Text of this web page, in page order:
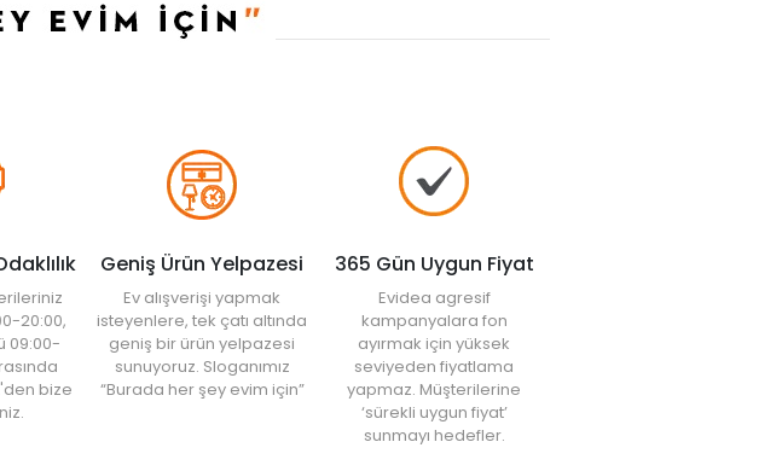
20:00,
09:00-
bize
Geniş Ürün Yelpazesi
Ev alışverişi yapmak
isteyenlere, tek çatı altında
geniş bir ürün yelpazesi
sunuyoruz. Sloganımız
“Burada her şey evim için”
365 Gün Uygun Fiyat
Evidea agresif
kampanyalara fon
ayırmak için yüksek
seviyeden fiyatlama
yapmaz. Müşterilerine
‘sürekli uygun fiyat’
sunmayı hedefler.